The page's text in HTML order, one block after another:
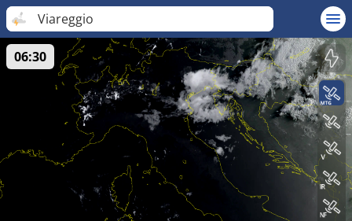
Viareggio
06:30